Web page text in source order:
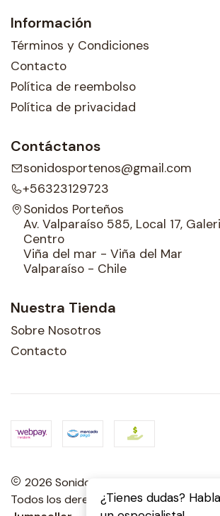
Información
Términos y Condiciones
Contacto
Política de reembolso
Política de privacidad
Contáctanos
sonidosportenos@gmail.com
+56323129723
Sonidos Porteños
Av. Valparaíso 585, Local 17,
Centro
Viña del mar - Viña del Mar
Valparaíso - Chile
Nuestra Tienda
Sobre Nosotros
Contacto
2026 Sonidos Porteños.
Todos los derechos reservados.
¿Tienes dudas?